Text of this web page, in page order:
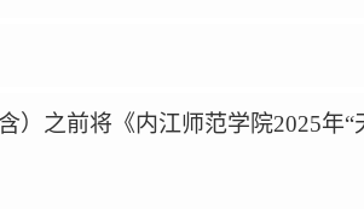
）之前将《内江师范学院2025年